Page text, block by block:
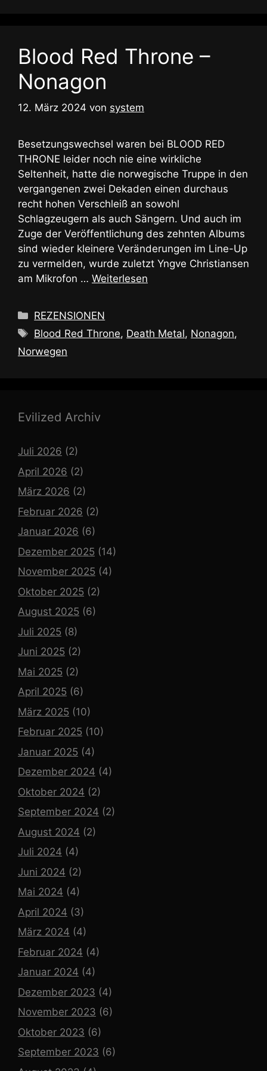
Blood Red Throne –
Nonagon
12. März 2024 von system
Besetzungswechsel waren bei BLOOD RED
THRONE leider noch nie eine wirkliche
Seltenheit, hatte die norwegische Truppe in den
vergangenen zwei Dekaden einen durchaus
recht hohen Verschleiß an sowohl
Schlagzeugern als auch Sängern. Und auch im
Zuge der Veröffentlichung des zehnten Albums
sind wieder kleinere Veränderungen im Line-Up
zu vermelden, wurde zuletzt Yngve Christiansen
am Mikrofon … Weiterlesen
Kategorien
REZENSIONEN
Schlagwörter
Blood Red Throne, Death Metal, Nonagon,
Norwegen
Evilized Archiv
Juli 2026 (2)
April 2026 (2)
März 2026 (2)
Februar 2026 (2)
Januar 2026 (6)
Dezember 2025 (14)
November 2025 (4)
Oktober 2025 (2)
August 2025 (6)
Juli 2025 (8)
Juni 2025 (2)
Mai 2025 (2)
April 2025 (6)
März 2025 (10)
Februar 2025 (10)
Januar 2025 (4)
Dezember 2024 (4)
Oktober 2024 (2)
September 2024 (2)
August 2024 (2)
Juli 2024 (4)
Juni 2024 (2)
Mai 2024 (4)
April 2024 (3)
März 2024 (4)
Februar 2024 (4)
Januar 2024 (4)
Dezember 2023 (4)
November 2023 (6)
Oktober 2023 (6)
September 2023 (6)